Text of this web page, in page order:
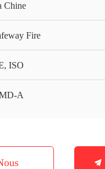
Chine
Fire
ISO
A